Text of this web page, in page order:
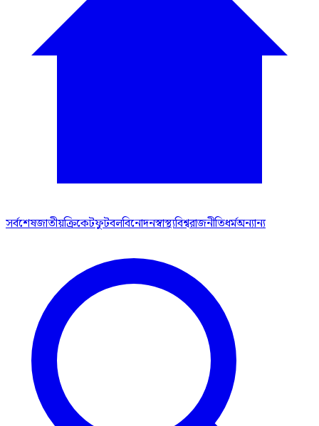
সর্বশেষজাতীয়ক্রিকেটফুটবলবিনোদনস্বাস্থ্যবিশ্বরাজনীতিধর্মঅন্যান্য